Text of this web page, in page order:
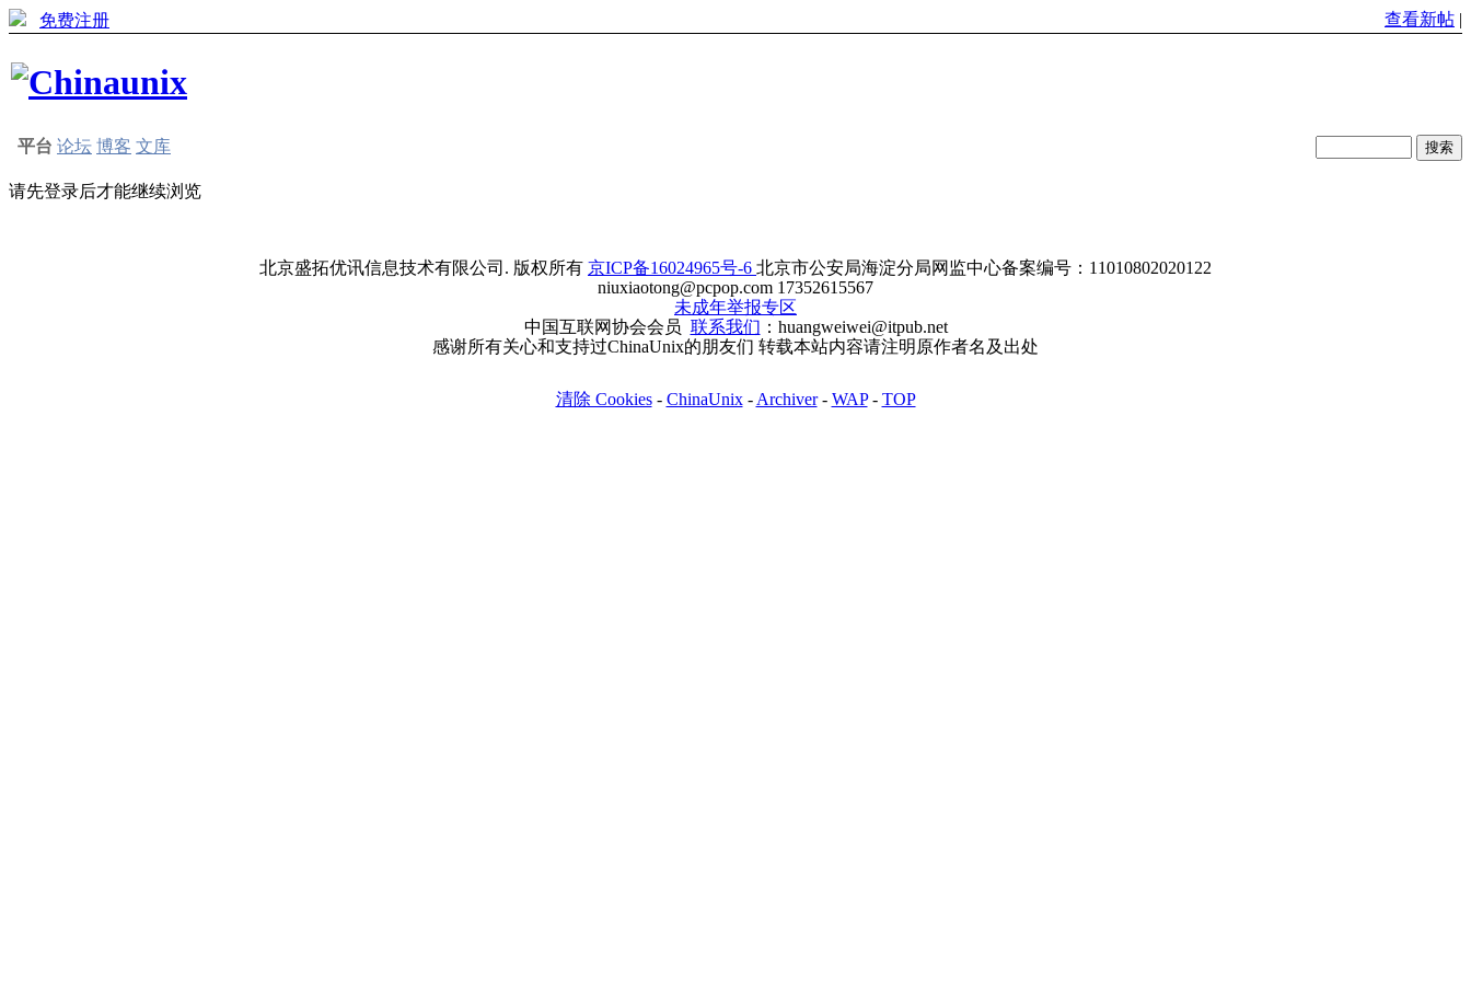
免费注册 查看新帖 |
平台 论坛 博客 文库
请先登录后才能继续浏览
北京盛拓优讯信息技术有限公司. 版权所有 京ICP备16024965号-6 北京市公安局海淀分局网监中心备案编号：11010802020122
niuxiaotong@pcpop.com 17352615567
未成年举报专区
中国互联网协会会员 联系我们 ：huangweiwei@itpub.net
感谢所有关心和支持过ChinaUnix的朋友们 转载本站内容请注明原作者名及出处
清除 Cookies- ChinaUnix- Archiver- WAP- TOP